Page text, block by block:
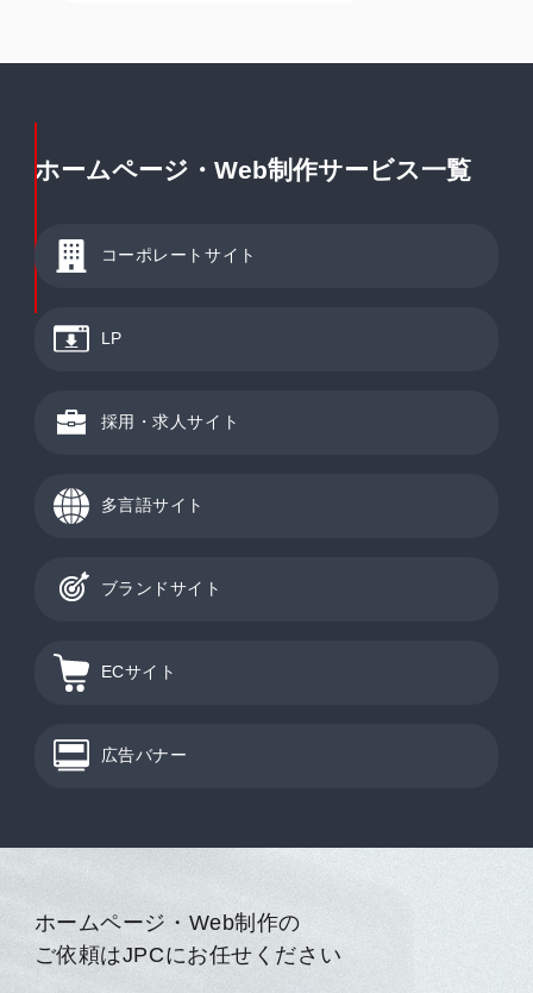
ホームページ・Web制作サービス一覧
コーポレートサイト
LP
採用・求人サイト
多言語サイト
ブランドサイト
ECサイト
広告バナー
ホームページ・Web制作の
ご依頼はJPCにお任せください